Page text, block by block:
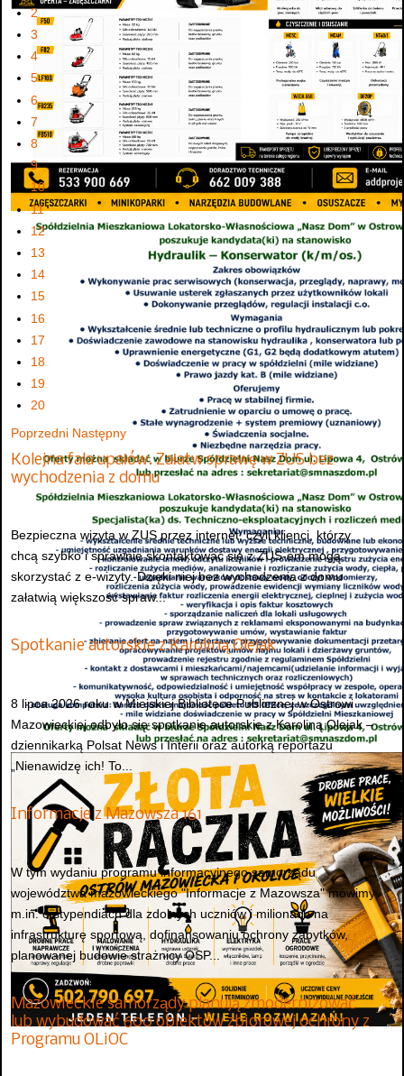
2
3
4
5
6
7
8
9
10
11
12
13
14
15
16
17
18
19
20
Poprzedni Następny
Kolejna fala upałów. Załatw sprawę w ZUS bez
wychodzenia z domu
Bezpieczna wizyta w ZUS przez internet, czyli klienci, którzy
chcą szybko i sprawnie skontaktować się z ZUS-em mogą
skorzystać z e-wizyty. Dzięki niej bez wychodzenia z domu
załatwią większość spraw...
Spotkanie autorskie z Karoliną Olejak
8 lipca 2026 roku w Miejskiej Bibliotece Publicznej w Ostrowi
Mazowieckiej odbyło się spotkanie autorskie z Karoliną Olejak –
dziennikarką Polsat News i Interii oraz autorką reportażu
„Nienawidzę ich! To...
Informacje z Mazowsza 161
W tym wydaniu programu informacyjnego samorządu
województwa mazowieckiego "Informacje z Mazowsza" mówimy
m.in. o stypendiach dla zdolnych uczniów i milionach na
infrastrukturę sportową, dofinansowaniu ochrony zabytków,
planowanej budowie strażnicy OSP...
Mazowieckie samorządy planują zmodernizować
lub wybudować 600 obiektów zbiorowej ochrony z
Programu OLiOC